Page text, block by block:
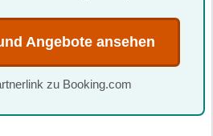
Angebote ansehen
zu Booking.com